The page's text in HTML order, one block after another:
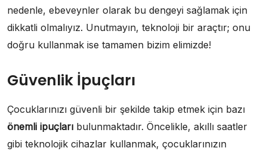
nedenle, ebeveynler olarak bu dengeyi sağlamak için
dikkatli olmalıyız. Unutmayın, teknoloji bir araçtır; onu
doğru kullanmak ise tamamen bizim elimizde!
Güvenlik İpuçları
Çocuklarınızı güvenli bir şekilde takip etmek için bazı
önemli ipuçları bulunmaktadır. Öncelikle, akıllı saatler
gibi teknolojik cihazlar kullanmak, çocuklarınızın